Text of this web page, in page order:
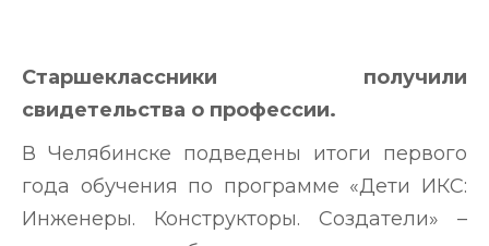
Старшеклассники получили
свидетельства о профессии.
В Челябинске подведены итоги первого
года обучения по программе «Дети ИКС:
Инженеры. Конструкторы. Создатели» –